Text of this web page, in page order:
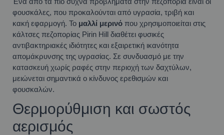
φουσκάλες, που προκαλούνται από υγρασία, τριβή και
κακή εφαρμογή. Το μαλλί μερινό που χρησιμοποιείται στις
κάλτσες πεζοπορίας Pirin Hill διαθέτει φυσικές
αντιβακτηριακές ιδιότητες και εξαιρετική ικανότητα
απομάκρυνσης της υγρασίας. Σε συνδυασμό με την
κατασκευή χωρίς ραφές στην περιοχή των δαχτύλων,
μειώνεται σημαντικά ο κίνδυνος ερεθισμών και
φουσκαλών.
Θερμορύθμιση και σωστός
αερισμός